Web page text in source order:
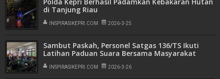
di Tanjung Riau
INSPIRASIKEPRI.COM 2026-3-25
Sambut Paskah, Personel Satgas 136/TS Ikuti
Latihan Paduan Suara Bersama Masyarakat
Puncak Mulia
INSPIRASIKEPRI.COM 2026-3-26